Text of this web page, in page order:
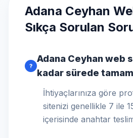
Adana Ceyhan
Sıkça Sorulan
?
Adana Ceyhan web
kadar sürede
İhtiyaçlarınıza göre
sitenizi genellikle 7 ile
içerisinde anahtar